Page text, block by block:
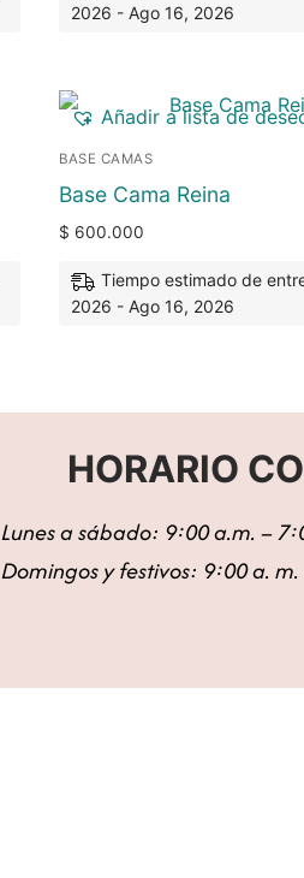
2026 - Ago 16, 2026
Añadir a lista de
BASE CAMAS
Base Cama Reina
$ 600.000
Tiempo estimado de
2026 - Ago 16, 2026
HORARIO
Lunes a sábado: 9:00 a.m. –
Domingos y festivos: 9:00 a.